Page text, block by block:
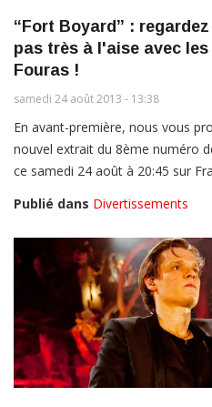
“Fort Boyard” :
pas très à l'aise avec
Fouras !
samedi 24 août 2013 - 13:38
En avant-première, nous vous
nouvel extrait du 8ème numéro
ce samedi 24 août à 20:45 sur
Publié dans Divertissements